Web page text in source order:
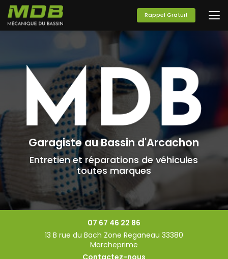
Aller
au
contenu
principal
Rappel Gratuit
Garagiste au Bassin d'Arcachon
Entretien et réparations de véhicules
toutes marques
07 67 46 22 86
13 B rue du Bach Zone Reganeau 33380
Marcheprime
Contactez-nous